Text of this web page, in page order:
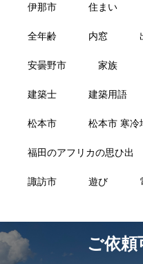
伊那市 住まい
全年齢 内窓
安曇野市 家族
建築士 建築用語
松本市 松本市 寒冷
福田のアフリカの思ひ出
諏訪市 遊び
ご依頼